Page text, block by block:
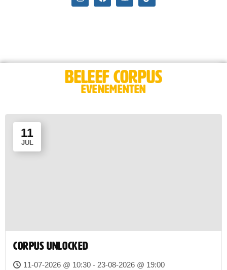
Beleef CORPUS
Evenementen
11
JUL
CORPUS UNLOCKED
11-07-2026 @ 10:30 - 23-08-2026 @ 19:00